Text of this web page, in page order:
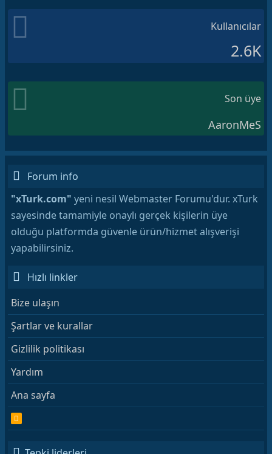
Kullanıcılar
2.6K
Son üye
AaronMeS
Forum info
"xTurk.com" yeni nesil Webmaster Forumu'dur. xTurk
sayesinde tamamiyle onaylı gerçek kişilerin üye
olduğu platformda güvenle ürün/hizmet alışverişi
yapabilirsiniz.
Hızlı linkler
Bize ulaşın
Şartlar ve kurallar
Gizlilik politikası
Yardım
Ana sayfa
R
S